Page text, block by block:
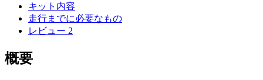
キット内容
走行までに必要なもの
レビュー 2
概要